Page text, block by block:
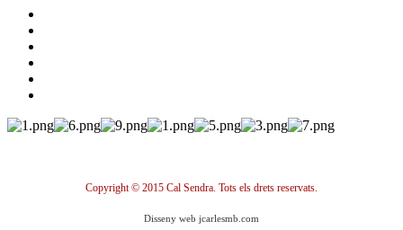
Copyright © 2015 Cal Sendra. Tots els drets reservats.
Disseny web jcarlesmb.com